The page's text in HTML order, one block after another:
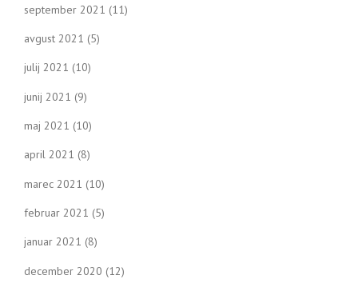
september 2021 (11)
avgust 2021 (5)
julij 2021 (10)
junij 2021 (9)
maj 2021 (10)
april 2021 (8)
marec 2021 (10)
februar 2021 (5)
januar 2021 (8)
december 2020 (12)